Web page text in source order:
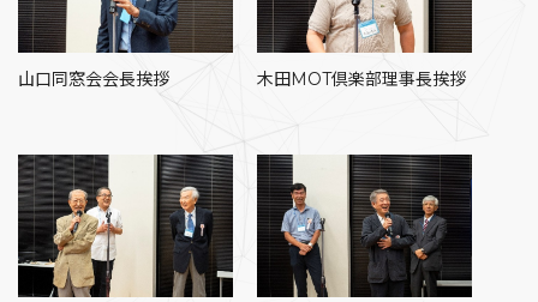
山口同窓会会長挨拶 木田MOT倶楽部理事長挨拶